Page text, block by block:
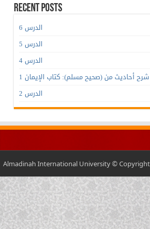
Recent Posts
الدرس 6
الدرس 5
الدرس 4
الدرس 2
Almadinah International University © Copyright